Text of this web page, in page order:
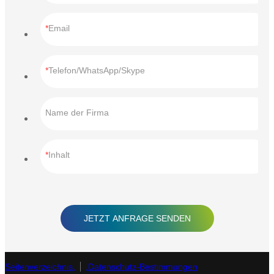
Email
Telefon/WhatsApp/Skype
Name der Firma
Inhalt
JETZT ANFRAGE SENDEN
Seitenverzeichnis Datenschutz-Bestimmungen